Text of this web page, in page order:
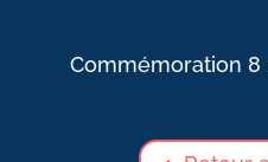
Commémoration 8